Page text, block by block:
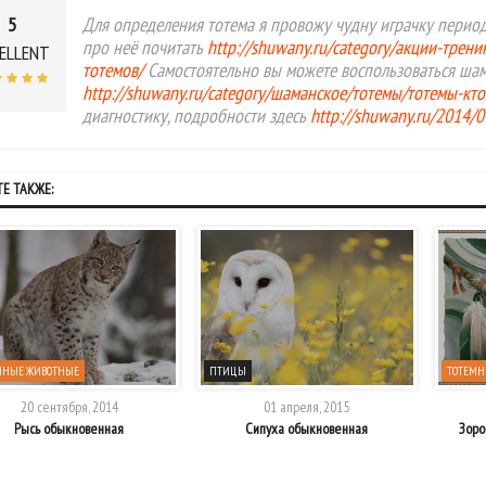
5
Для определения тотема я провожу чудну играчку
про неё почитать http://shuwany.ru/category/акции-
тотемов/Самостоятельно вы можете воспользоваться
http://shuwany.ru/category/шаманское/тотемы/тотемы-
диагностику, подробности здесь http://shuwany.ru/2014/
ТАКЖЕ:
ЖИВОТНЫЕ
20 сентября, 2014
Рысь обыкновенная
ПТИЦЫ
01 апреля, 2015
Сипуха обыкновенная